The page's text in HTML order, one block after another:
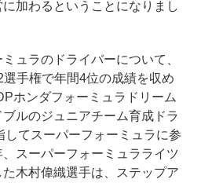
加わるということになりまし
ュラのドライバーについて、
手権で年間4位の成績を収め
ホンダフォーミュラドリーム
ルのジュニアチーム育成ドラ
してスーパーフォーミュラに参
スーパーフォーミュラライツ
木村偉織選手は、ステップア